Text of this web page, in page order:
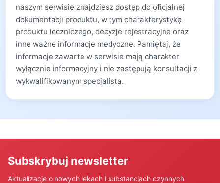
naszym serwisie znajdziesz dostęp do oficjalnej
dokumentacji produktu, w tym charakterystykę
produktu leczniczego, decyzje rejestracyjne oraz
inne ważne informacje medyczne. Pamiętaj, że
informacje zawarte w serwisie mają charakter
wyłącznie informacyjny i nie zastępują konsultacji z
wykwalifikowanym specjalistą.
Subskrybuj newsletter
Aktualizacje o nowych lekach i substancjach czynnych